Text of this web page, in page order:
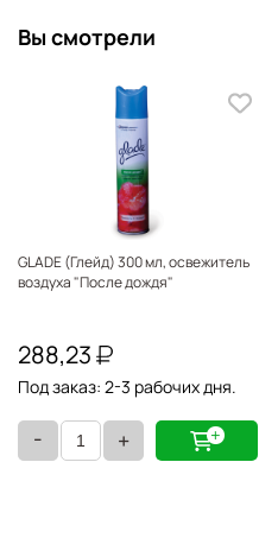
Вы смотрели
GLADE (Глейд) 300 мл, освежитель
воздуха "После дождя"
288,23
Под заказ: 2-3 рабочих дня.
- +